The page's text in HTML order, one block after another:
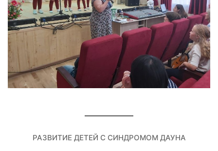
РАЗВИТИЕ ДЕТЕЙ С СИНДРОМОМ ДАУНА